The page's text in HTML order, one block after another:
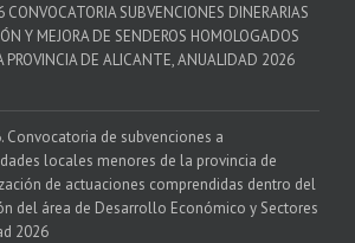
SUBVENCIONES DINERARIAS
Y MEJORA DE SENDEROS HOMOLOGADOS
PROVINCIA DE ALICANTE, ANUALIDAD 2026
Convocatoria de subvenciones a
locales menores de la provincia de
de actuaciones comprendidas dentro del
del área de Desarrollo Económico y Sectores
2026